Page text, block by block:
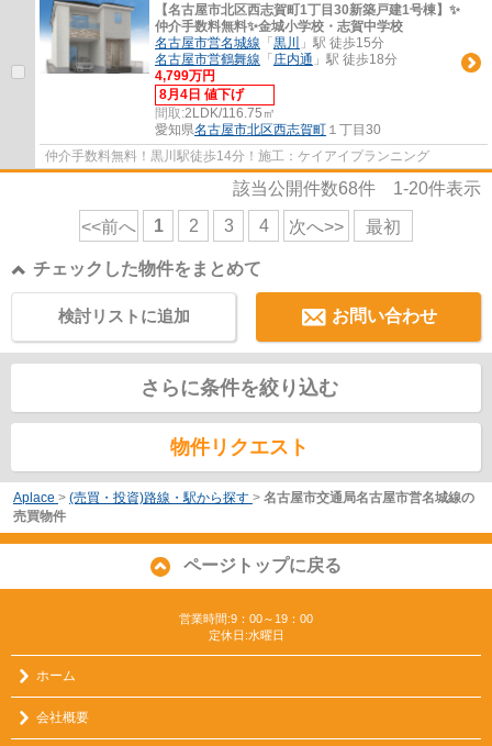
【名古屋市北区西志賀町1丁目30新築戸建1号棟】✨️
仲介手数料無料✨️金城小学校・志賀中学校
名古屋市営名城線 「 黒川
」駅 徒歩15分
名古屋市営鶴舞線 「 庄内通 」駅 徒歩18分
4,799万円
8月4日 値下げ
間取:2LDK/116.75㎡
愛知県名古屋市北区西志賀町 １丁目30
仲介手数料無料！黒川駅徒歩14分！施工：ケイアイプランニング
該当公開件数68件 1-20件表示
<<前へ 1 2 3 4 次へ>> 最初
チェックした物件をまとめて
お問い合わせ
検討リストに追加
さらに条件を絞り込む
物件リクエスト
Aplace > (売買・投資)路線・駅から探す > 名古屋市交通局名古屋市営名城線の
売買物件
ページトップに戻る
営業時間:9：00～19：00
定休日:水曜日
ホーム
会社概要